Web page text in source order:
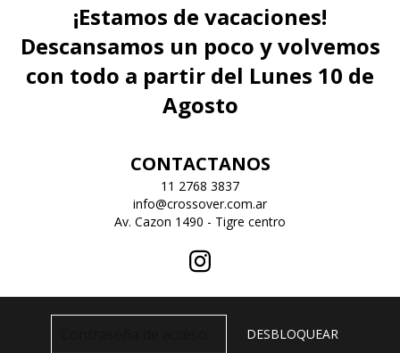
¡Estamos de vacaciones!
Descansamos un poco y volvemos
con todo a partir del Lunes 10 de
Agosto
CONTACTANOS
11 2768 3837
info@crossover.com.ar
Av. Cazon 1490 - Tigre centro